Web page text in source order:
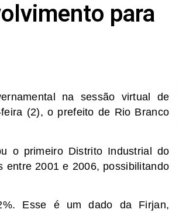
para
na sessão virtual de
(2), o prefeito de Rio Branco
o primeiro Distrito Industrial do
entre 2001 e 2006, possibilitando
Esse é um dado da Firjan,